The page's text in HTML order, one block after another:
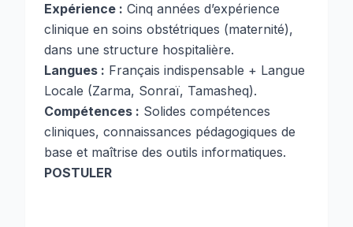
Expérience : Cinq années d’expérience
clinique en soins obstétriques (maternité),
dans une structure hospitalière.
Langues : Français indispensable + Langue
Locale (Zarma, Sonraï, Tamasheq).
Compétences : Solides compétences
cliniques, connaissances pédagogiques de
base et maîtrise des outils informatiques.
POSTULER